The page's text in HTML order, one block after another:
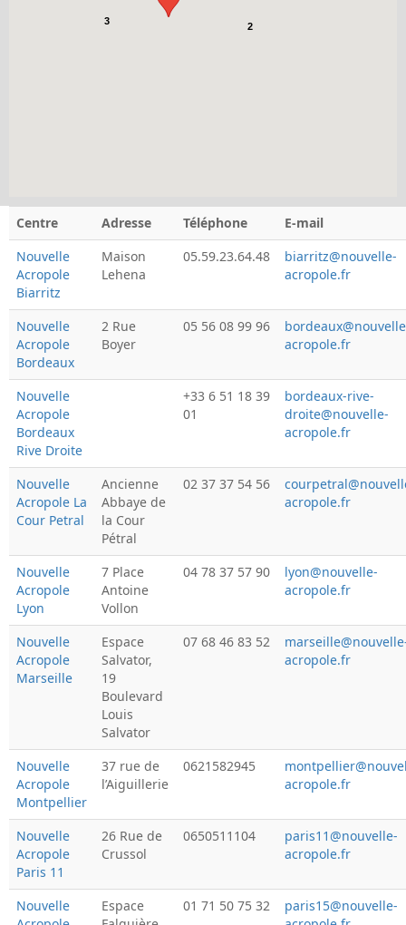
3 2
Centre Adresse Téléphone
E-mail
Nouvelle
Acropole
Biarritz
Maison
Lehena
05.59.23.64.48
biarritz@nouvelle-
acropole.fr
Nouvelle
Acropole
Bordeaux
2 Rue
Boyer
05 56 08 99 96
acropole.fr
Nouvelle
Acropole
Bordeaux
Rive Droite
+33 6 51 18 39
01
bordeaux-rive-
droite@nouvelle-
acropole.fr
Nouvelle
Acropole La
Cour Petral
Ancienne
Abbaye de
la Cour
Pétral
02 37 37 54 56
acropole.fr
Nouvelle
Acropole
Lyon
7 Place
Antoine
Vollon
04 78 37 57 90
lyon@nouvelle-
acropole.fr
Nouvelle
Acropole
Marseille
Espace
Salvator,
19
Boulevard
Louis
Salvator
07 68 46 83 52
acropole.fr
Nouvelle
Acropole
Montpellier
37 rue de
l’Aiguillerie
0621582945
acropole.fr
Nouvelle
Acropole
Paris 11
26 Rue de
Crussol
0650511104
paris11@nouvelle-
acropole.fr
Nouvelle
Espace
01 71 50 75 32
paris15@nouvelle-